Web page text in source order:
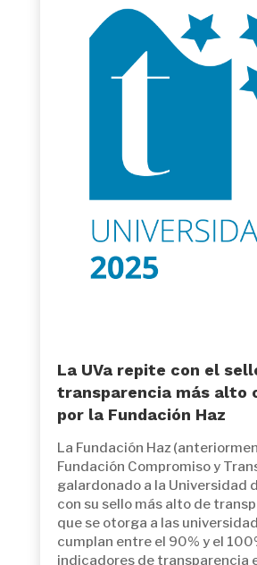
La UVa repite con el
transparencia más alto
por la Fundación Haz
La Fundación Haz
Fundación Compromiso y
galardonado a la Universidad
con su sello más alto de
que se otorga a las
cumplan entre el 90% y el
indicadores de transparencia